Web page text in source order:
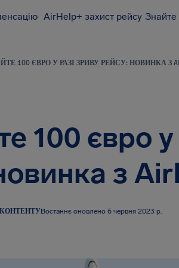
AirHelp+ захист рейсу Знайте
100 ЄВРО У РАЗІ ЗРИВУ РЕЙСУ: НОВИНКА З
100 євро у
з
Востаннє оновлено 6 червня 2023 р.